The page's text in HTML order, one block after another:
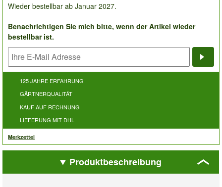
Wieder bestellbar ab Januar 2027.
Benachrichtigen Sie mich bitte, wenn der Artikel wieder
bestellbar ist.
125 JAHRE ERFAHRUNG
GÄRTNERQUALITÄT
KAUF AUF RECHNUNG
LIEFERUNG MIT DHL
Merkzettel
Produktbeschreibung